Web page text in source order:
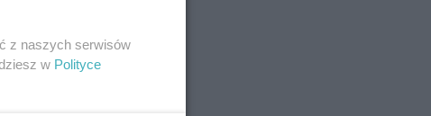
z naszych serwisów
w Polityce